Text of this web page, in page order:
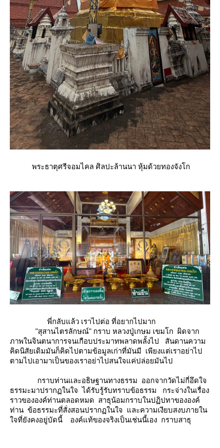
พระธาตุศรีจอมไคล ศิลปะล้านนา หุ้มด้วยทองจังโก
พี่กลับแล้ว เราไปต่อ ที่อยากไปมาก
"สุสานไตรลักษณ์" กราบ หลวงปู่เกษม เขมโก ผิดจาก
ภาพในจินตนาการจนเกือบประมาทพลาดพลั้งไป สันดานความ
คิดนิสัยเดิมมันก็คิดไปตามข้อมูลเก่าที่มันมี เพียงแต่เราอย่าไป
ตามไปเอามาเป็นของเราอย่าไปสนใจแค่ปล่อยมันไป
กราบท่านและอธิษฐานทางธรรม ออกจากวัดไม่กี่อึดใจ
ธรรมะมาปรากฏในใจ ได้รับรู้รับทราบข้อธรรม กระจ่างในเรื่อง
ราวขององค์ท่านตลอดหมด สาธุน้อมกราบในปฏิปทาขององค์
ท่าน ข้อธรรมะที่สั่งสอนปรากฏในใจ และความเงียบสงบภายใน
จที่ยังคงอยู่บัดนี้ องค์แท้ของจริงเป็นเช่นนี้เอง กราบสาธุ